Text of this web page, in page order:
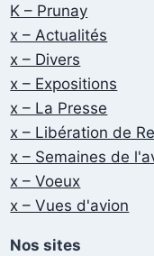
K – Prunay
x – Actualités
x – Divers
x – Expositions
x – La Presse
x – Libération de
x – Semaines de
x – Voeux
x – Vues d'avion
Nos sites